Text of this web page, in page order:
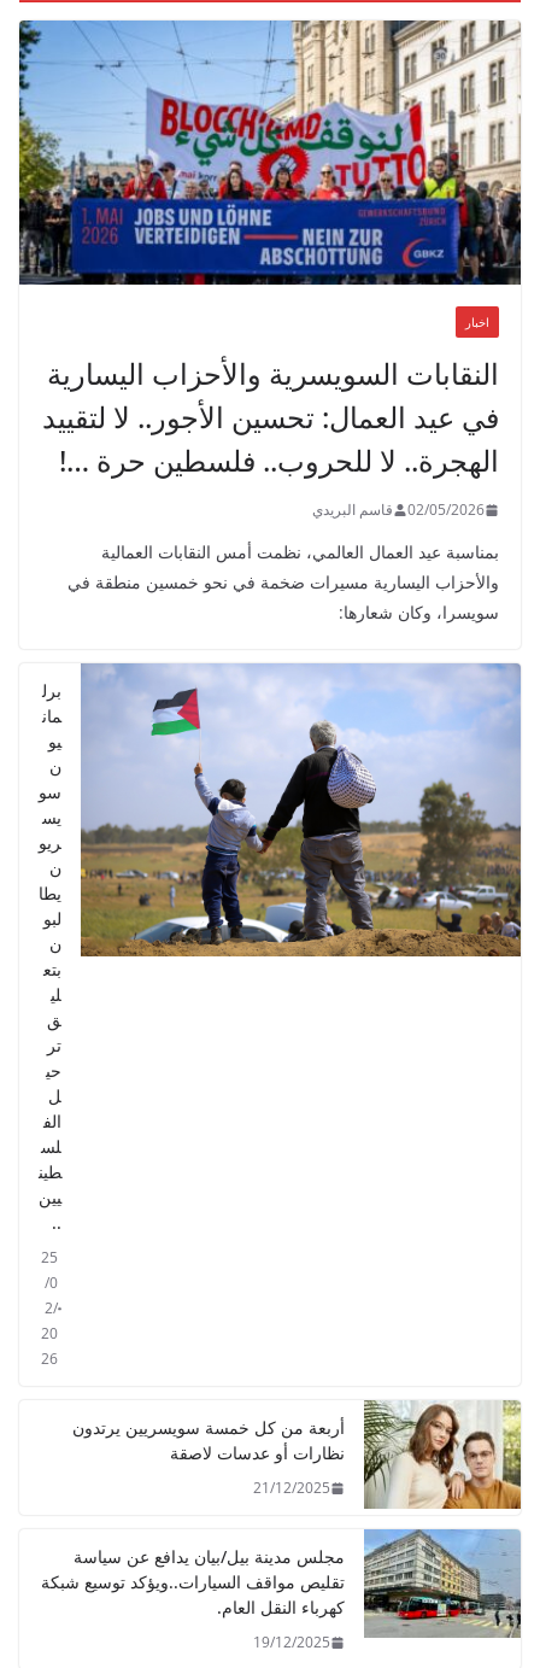
اخبار
النقابات السويسرية والأحزاب اليسارية
في عيد العمال: تحسين الأجور.. لا لتقييد
الهجرة.. لا للحروب.. فلسطين حرة …!
02/05/2026 قاسم البريدي
بمناسبة عيد العمال العالمي، نظمت أمس النقابات العمالية
والأحزاب اليسارية مسيرات ضخمة في نحو خمسين منطقة في
سويسرا، وكان شعارها:
برل
مان
يو
ن
سو
يس
ريو
ن
يطا
لبو
ن
بتع
لي
ق
تر
حي
ل
الف
لس
طين
يين
..
25
/0
2/
20
26
أربعة من كل خمسة سويسريين يرتدون
نظارات أو عدسات لاصقة
21/12/2025
مجلس مدينة بيل/بيان يدافع عن سياسة
تقليص مواقف السيارات..ويؤكد توسيع شبكة
كهرباء النقل العام.
19/12/2025